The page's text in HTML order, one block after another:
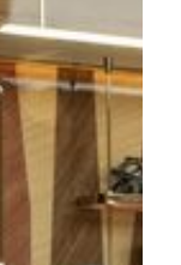
ンと温かみのあ
もりを感じる
イや噴水を一望
快適な滞在を考
にありながら、
な空間です。